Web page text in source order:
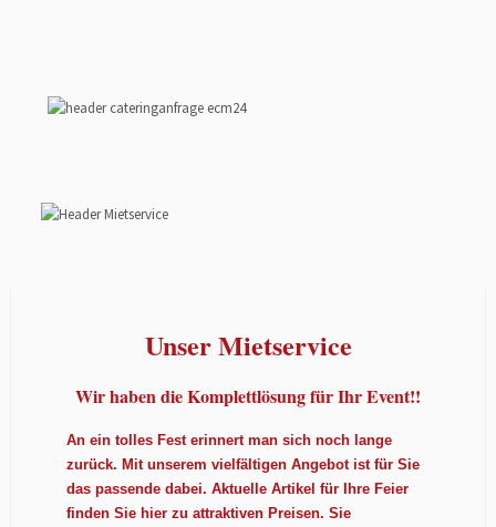
Unser Mietservice
Wir haben die Komplettlösung für Ihr Event!!
An ein tolles Fest erinnert man sich noch lange
zurück. Mit unserem vielfältigen Angebot ist für Sie
das passende dabei. Aktuelle Artikel für Ihre Feier
finden Sie hier zu attraktiven Preisen. Sie